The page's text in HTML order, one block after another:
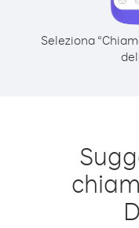
Seleziona